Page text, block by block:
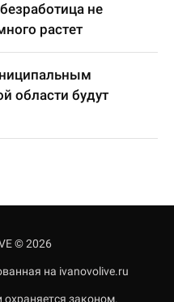
не
растет
области будут
© 2026
на ivanovolive.ru
законом.